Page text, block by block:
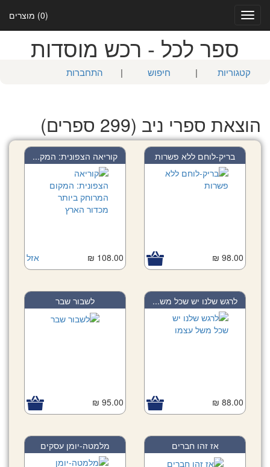
(0) מוצרים
Toggle
navigation
ספר לכל - רכש מוסדות
קטגוריות | חיפוש | התחברות
הוצאת ספרי ניב (299 ספרים)
בריק-לוחם ללא פשרות
98.00 ₪
קוריאה הצפונית: המק...
אזל 108.00 ₪
לרגש שלנו יש שכל מש...
88.00 ₪
לשבור שבר
95.00 ₪
אז זהו חברים מלמטה-יומן עסקים